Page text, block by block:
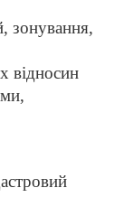
зонування,
відносин